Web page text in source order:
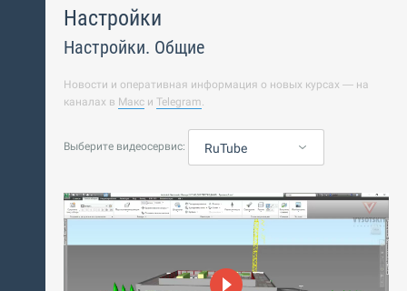
Настройки
Настройки. Общие
Новости и оперативная информация о новых курсах — на
каналах в Макс и Telegram.
Выберите видеосервис: RuTube